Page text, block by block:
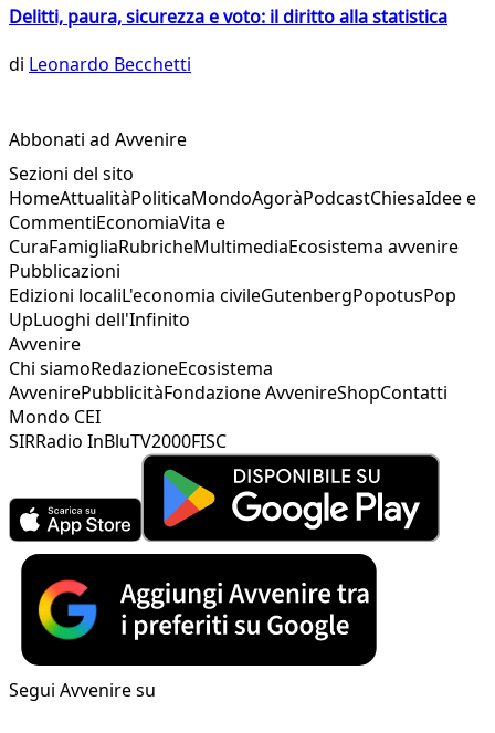
Delitti, paura, sicurezza e voto: il diritto alla statistica
di Leonardo Becchetti
Abbonati ad Avvenire
Sezioni del sito
HomeAttualitàPoliticaMondoAgoràPodcastChiesaIdee e
CommentiEconomiaVita e
CuraFamigliaRubricheMultimediaEcosistema avvenire
Pubblicazioni
Edizioni localiL'economia civileGutenbergPopotusPop
UpLuoghi dell'Infinito
Avvenire
Chi siamoRedazioneEcosistema
AvvenirePubblicitàFondazione AvvenireShopContatti
Mondo CEI
SIRRadio InBluTV2000FISC
Segui Avvenire su